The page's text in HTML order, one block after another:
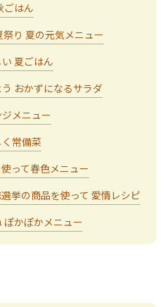
ごはん
祭り 夏の元気メニュー
夏ごはん
おかずになるサラダ
メニュー
常備菜
って春色メニュー
挙の商品を使って 愛情レシピ
ぽかぽかメニュー